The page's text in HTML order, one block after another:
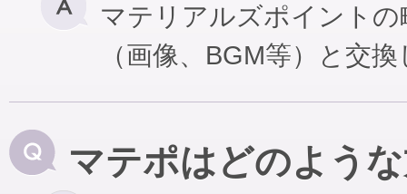
マテリアルズポイント
（画像、BGM等）と交
マテポはどのよう